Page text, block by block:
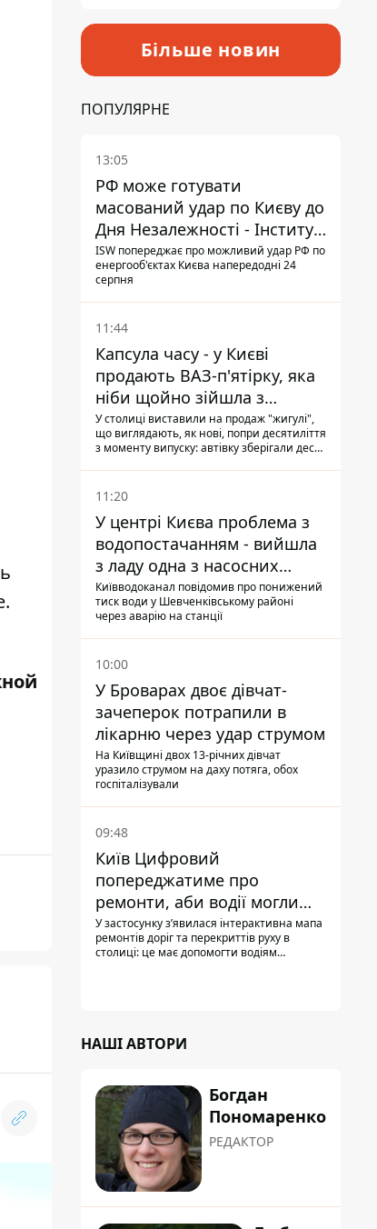
Більше новин
ПОПУЛЯРНЕ
13:05
РФ може готувати
масований удар по Києву до
Дня Незалежності - Інститут
вивчення війни
ISW попереджає про можливий удар РФ по
енергооб'єктах Києва напередодні 24
серпня
11:44
Капсула часу - у Києві
продають ВАЗ-п'ятірку, яка
ніби щойно зійшла з
конвейєра
У столиці виставили на продаж "жигулі",
що виглядають, як нові, попри десятиліття
з моменту випуску: автівку зберігали десь
11:20
У центрі Києва проблема з
водопостачанням - вийшла
з ладу одна з насосних
станцій
Київводоканал повідомив про понижений
тиск води у Шевченківському районі
через аварію на станції
10:00
У Броварах двоє дівчат-
зачеперок потрапили в
лікарню через удар струмом
На Київщині двох 13-річних дівчат
уразило струмом на даху потяга, обох
госпіталізували
09:48
Київ Цифровий
попереджатиме про
ремонти, аби водії могли
уникати ділянок із заторами
У застосунку зʼявилася інтерактивна мапа
ремонтів доріг та перекриттів руху в
столиці: це має допомогти водіям
НАШІ АВТОРИ
Богдан
Пономаренко
РЕДАКТОР